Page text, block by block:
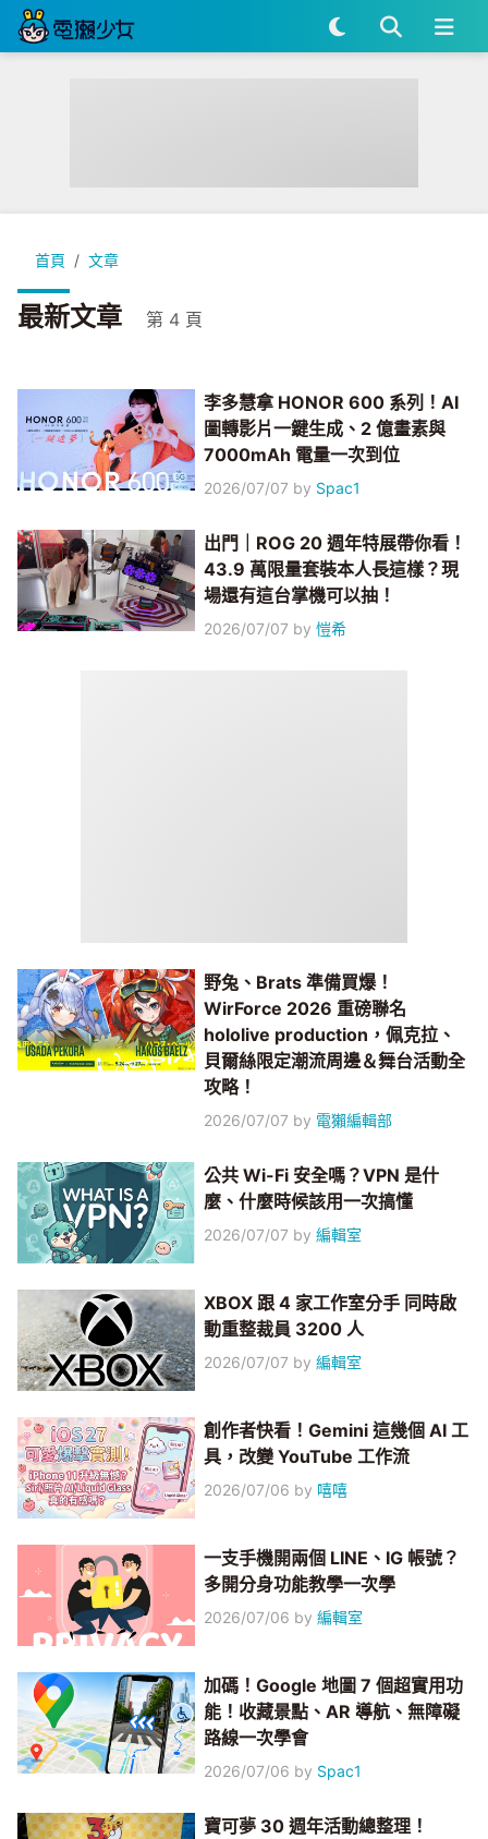
首頁 文章
最新文章 第 4 頁
李多慧拿 HONOR 600 系列！AI
圖轉影片一鍵生成、2 億畫素與
7000mAh 電量一次到位
2026/07/07 by Spac1
出門｜ROG 20 週年特展帶你看！
43.9 萬限量套裝本人長這樣？現
場還有這台掌機可以抽！
2026/07/07 by愷希
野兔、Brats 準備買爆！
WirForce 2026 重磅聯名
hololive production，佩克拉、
貝爾絲限定潮流周邊＆舞台活動全
攻略！
2026/07/07 by 電獺編輯部
公共 Wi-Fi 安全嗎？VPN 是什
麼、什麼時候該用一次搞懂
2026/07/07 by編輯室
XBOX 跟 4 家工作室分手 同時啟
動重整裁員 3200 人
2026/07/07 by編輯室
創作者快看！Gemini 這幾個 AI 工
具，改變 YouTube 工作流
2026/07/06 by 嘻嘻
一支手機開兩個 LINE、IG 帳號？
多開分身功能教學一次學
2026/07/06 by編輯室
加碼！Google 地圖 7 個超實用功
能！收藏景點、AR 導航、無障礙
路線一次學會
2026/07/06 by Spac1
寶可夢 30 週年活動總整理！